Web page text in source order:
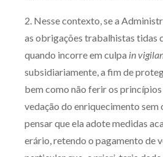
2. Nesse contexto, se a
as obrigações trabalhistas tidas
quando incorre em culpa in
subsidiariamente, a fim de
bem como não ferir os
vedação do enriquecimento sem
pensar que ela adote medidas
erário, retendo o pagamento de